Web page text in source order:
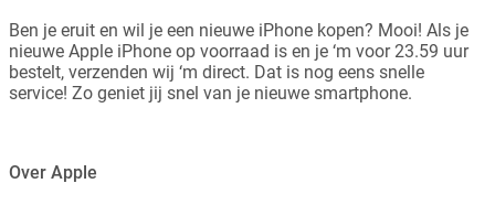
Ben je eruit en wil je een nieuwe iPhone kopen? Mooi! Als je
nieuwe Apple iPhone op voorraad is en je ‘m voor 23.59 uur
bestelt, verzenden wij ‘m direct. Dat is nog eens snelle
service! Zo geniet jij snel van je nieuwe smartphone.
Over Apple